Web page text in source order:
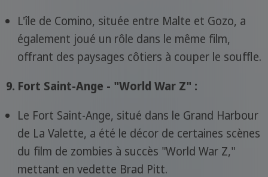
L'île de Comino, située entre Malte et Gozo, a
également joué un rôle dans le même film,
offrant des paysages côtiers à couper le souffle.
9. Fort Saint-Ange - "World War Z" :
Le Fort Saint-Ange, situé dans le Grand Harbour
de La Valette, a été le décor de certaines scènes
du film de zombies à succès "World War Z,"
mettant en vedette Brad Pitt.